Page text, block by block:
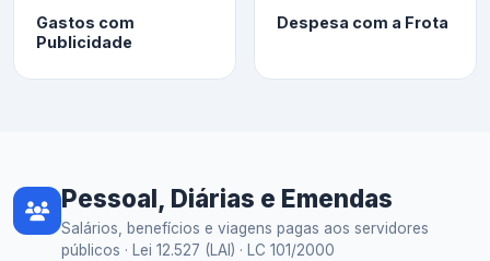
Gastos com
Publicidade
Despesa com a Frota
Pessoal, Diárias e Emendas
Salários, benefícios e viagens pagas aos servidores
públicos · Lei 12.527 (LAI) · LC 101/2000